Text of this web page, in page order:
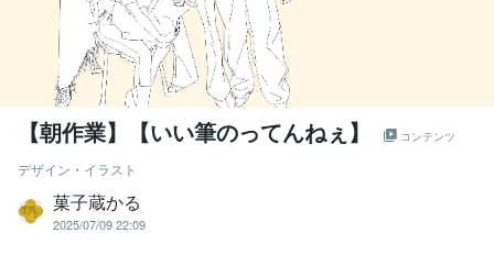
【朝作業】【いい筆のってんねぇ】 コンテンツ
デザイン・イラスト
菓子蔵かる
2025/07/09 22:09